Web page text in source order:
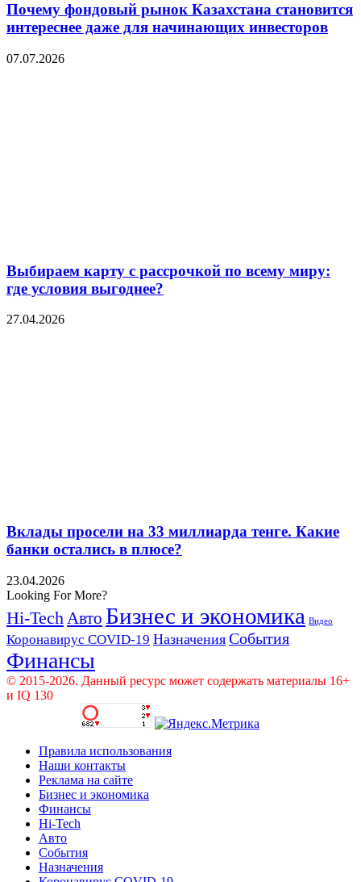
Почему фондовый рынок Казахстана становится
интереснее даже для начинающих инвесторов
07.07.2026
Выбираем карту с рассрочкой по всему миру:
где условия выгоднее?
27.04.2026
Вклады просели на 33 миллиарда тенге. Какие
банки остались в плюсе?
23.04.2026
Looking For More?
Hi-Tech Авто Бизнес и экономика Видео
Коронавирус COVID-19 Назначения События
Финансы
© 2015-2026. Данный ресурс может содержать материалы 16+
и IQ 130
Правила использования
Наши контакты
Реклама на сайте
Бизнес и экономика
Финансы
Hi-Tech
Авто
События
Назначения